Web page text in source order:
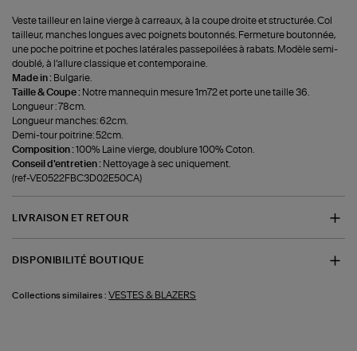
Veste tailleur en laine vierge à carreaux, à la coupe droite et structurée. Col
tailleur, manches longues avec poignets boutonnés. Fermeture boutonnée,
une poche poitrine et poches latérales passepoilées à rabats. Modèle semi-
doublé, à l’allure classique et contemporaine.
Made in : Bulgarie.
Taille & Coupe : Notre mannequin mesure 1m72 et porte une taille 36.
Longueur : 78cm.
Longueur manches: 62cm.
Demi-tour poitrine: 52cm.
Composition :100% Laine vierge, doublure 100% Coton.
Conseil d'entretien : Nettoyage à sec uniquement.
(ref-VE0522FBC3D02E50CA)
LIVRAISON ET RETOUR
DISPONIBILITÉ BOUTIQUE
Collections similaires : VESTES & BLAZERS